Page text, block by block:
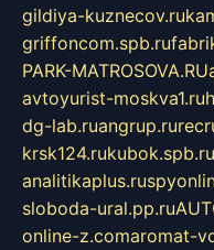
gildiya-kuznecov.ru
griffoncom.spb.ru
PARK-MATROSOVA.RU
avtoyurist-moskva1.ru
dg-lab.ruangrup.ru
krsk124.rukubok.spb.ru
analitikaplus.ru
sloboda-ural.pp.ru
online-z.comaromat-